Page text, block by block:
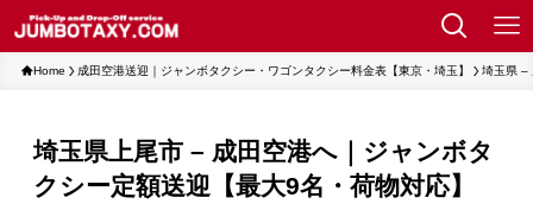
Home 成田空港送迎｜ジャンボタクシー・ワゴンタクシー料金表【東京・埼玉】 埼玉県 –
埼玉県上尾市 – 成田空港へ｜ジャンボタ
クシー定額送迎【最大9名・荷物対応】